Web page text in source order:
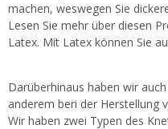
machen, weswegen Sie
Lesen Sie mehr über diesen
Latex. Mit Latex können Sie
Darüberhinaus haben wir
anderem beri der Herstellung
Wir haben zwei Typen des